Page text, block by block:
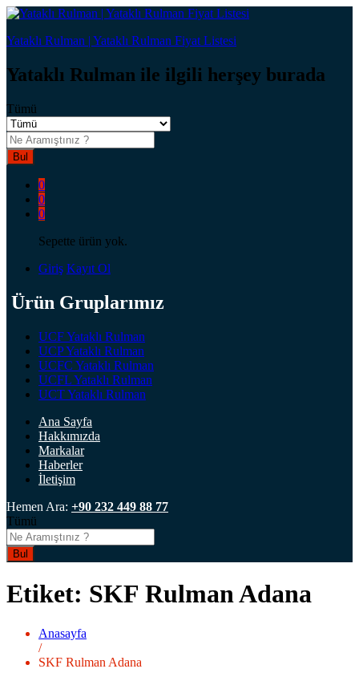
Yataklı Rulman | Yataklı Rulman Fiyat Listesi
Yataklı Rulman ile ilgili herşey burada
Tümü
Bul
0
0
0
Sepette ürün yok.
Giriş Kayıt Ol
Ürün Gruplarımız
UCF Yataklı Rulman
UCP Yataklı Rulman
UCFC Yataklı Rulman
UCFL Yataklı Rulman
UCT Yataklı Rulman
Ana Sayfa
Hakkımızda
Markalar
Haberler
İletişim
Hemen Ara: +90 232 449 88 77
Tümü
Bul
Etiket: SKF Rulman Adana
Anasayfa
/
SKF Rulman Adana